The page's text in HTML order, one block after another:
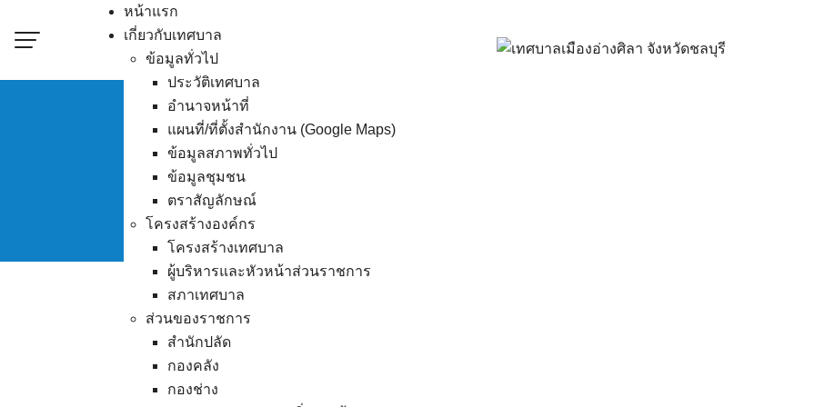
หน้าแรก
เกี่ยวกับเทศบาล
ข้อมูลทั่วไป
ประวัติเทศบาล
อำนาจหน้าที่
แผนที่/ที่ตั้งสำนักงาน (Google Maps)
ข้อมูลสภาพทั่วไป
ข้อมูลชุมชน
ตราสัญลักษณ์
โครงสร้างองค์กร
โครงสร้างเทศบาล
ผู้บริหารและหัวหน้าส่วนราชการ
สภาเทศบาล
ส่วนของราชการ
สำนักปลัด
กองคลัง
กองช่าง
ข้อมูลการใช้จ่ายเงินสะสม ปีงบประมาณ พ.ศ.